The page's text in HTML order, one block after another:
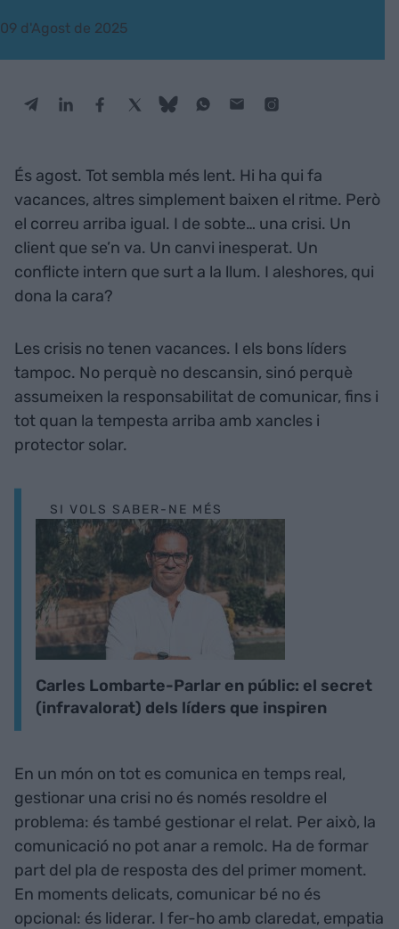
09 d'Agost de 2025
És agost. Tot sembla més lent. Hi ha qui fa
vacances, altres simplement baixen el ritme. Però
el correu arriba igual. I de sobte… una crisi. Un
client que se’n va. Un canvi inesperat. Un
conflicte intern que surt a la llum. I aleshores, qui
dona la cara?
Les crisis no tenen vacances. I els bons líders
tampoc. No perquè no descansin, sinó perquè
assumeixen la responsabilitat de comunicar, fins i
tot quan la tempesta arriba amb xancles i
protector solar.
SI VOLS SABER-NE MÉS
Carles Lombarte-Parlar en públic: el secret
(infravalorat) dels líders que inspiren
En un món on tot es comunica en temps real,
gestionar una crisi no és només resoldre el
problema: és també gestionar el relat. Per això, la
comunicació no pot anar a remolc. Ha de formar
part del pla de resposta des del primer moment.
En moments delicats, comunicar bé no és
opcional: és liderar. I fer-ho amb claredat, empatia